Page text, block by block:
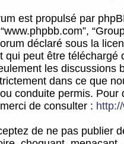
est propulsé par
déclaré sous la
qui peut être téléchargé
les discussions
dans ce que
conduite permis.
de consulter :
de ne pas publier